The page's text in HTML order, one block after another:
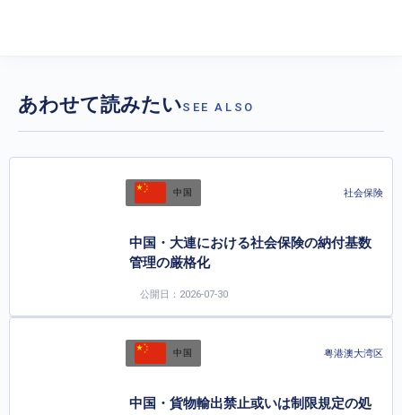
あわせて読みたいSEE ALSO
中国 社会保険
中国・大連における社会保険の納付基数
管理の厳格化
公開日：2026-07-30
中国 粤港澳大湾区
中国・貨物輸出禁止或いは制限規定の処